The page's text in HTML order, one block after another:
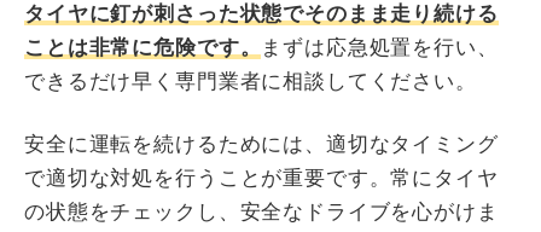
タイヤに釘が刺さった状態でそのまま走り続ける
ことは非常に危険です。
まずは応急処置を行い、
できるだけ早く専門業者に相談してください。
安全に運転を続けるためには、適切なタイミング
で適切な対処を行うことが重要です。常にタイヤ
の状態をチェックし、安全なドライブを心がけま